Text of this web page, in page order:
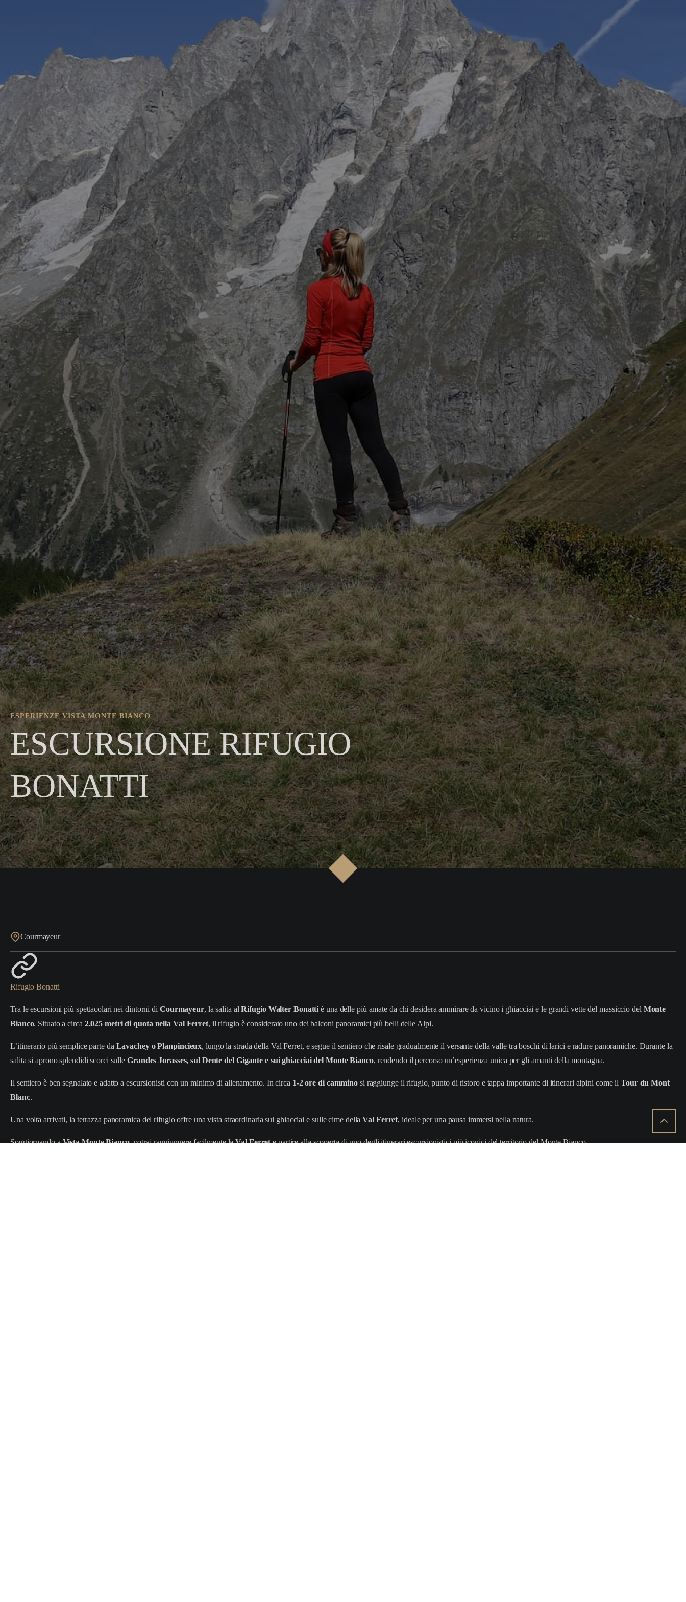
ESPERIENZE VISTA MONTE BIANCO
ESCURSIONE RIFUGIO
BONATTI
Courmayeur
Rifugio Bonatti
Tra le escursioni più spettacolari nei dintorni di Courmayeur, la salita alRifugio Walter Bonatti è una delle più amate da chi desidera ammirare da vicino i ghiacciai e le grandi vette del massiccio del Monte
Bianco. Situato a circa 2.025 metri di quota nella Val Ferret, il rifugio è considerato uno dei balconi panoramici più belli delle Alpi.
L’itinerario più semplice parte da Lavachey o Planpincieux, lungo la strada della Val Ferret, e segue il sentiero che risale gradualmente il versante della valle tra boschi di larici e radure panoramiche. Durante la
salita si aprono splendidi scorci sulle Grandes Jorasses, sul Dente del Gigante e sui ghiacciai del Monte Bianco, rendendo il percorso un’esperienza unica per gli amanti della montagna.
Il sentiero è ben segnalato e adatto a escursionisti con un minimo di allenamento. In circa 1-2 ore di cammino si raggiunge il rifugio, punto di ristoro e tappa importante di itinerari alpini come ilTour du Mont
Blanc.
Una volta arrivati, la terrazza panoramica del rifugio offre una vista straordinaria sui ghiacciai e sulle cime dellaVal Ferret, ideale per una pausa immersi nella natura.
Soggiornando aVista Monte Bianco, potrai raggiungere facilmente laVal Ferrete partire alla scoperta di uno degli itinerari escursionistici più iconici del territorio del Monte Bianco.